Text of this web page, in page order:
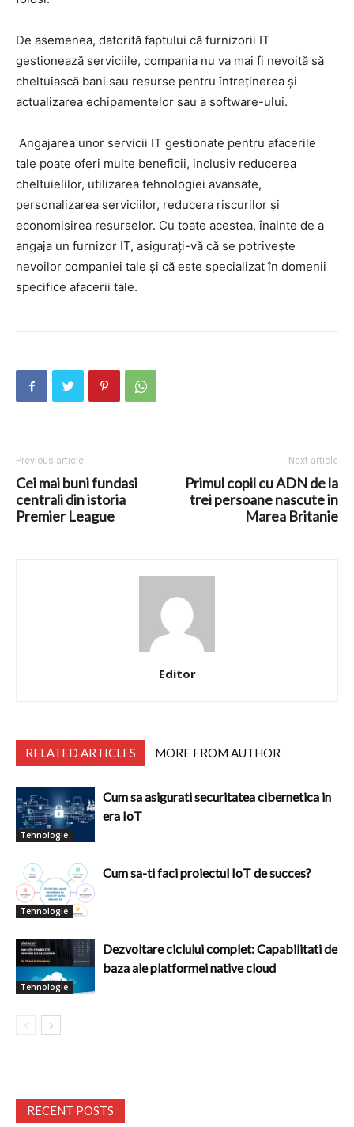
De asemenea, datorită faptului că furnizorii IT
gestionează serviciile, compania nu va mai fi nevoită să
cheltuiască bani sau resurse pentru întreținerea și
actualizarea echipamentelor sau a software-ului.
Angajarea unor servicii IT gestionate pentru afacerile
tale poate oferi multe beneficii, inclusiv reducerea
cheltuielilor, utilizarea tehnologiei avansate,
personalizarea serviciilor, reducera riscurilor și
economisirea resurselor. Cu toate acestea, înainte de a
angaja un furnizor IT, asigurați-vă că se potrivește
nevoilor companiei tale și că este specializat în domenii
specifice afacerii tale.
Previous article
Cei mai buni fundasi
centrali din istoria
Premier League
Next article
Primul copil cu ADN de la
trei persoane nascute in
Marea Britanie
Editor
RELATED ARTICLES MORE FROM AUTHOR
Tehnologie
Cum sa asigurati securitatea cibernetica in
era IoT
Tehnologie
Cum sa-ti faci proiectul IoT de succes?
Tehnologie
Dezvoltare ciclului complet: Capabilitati de
baza ale platformei native cloud
RECENT POSTS